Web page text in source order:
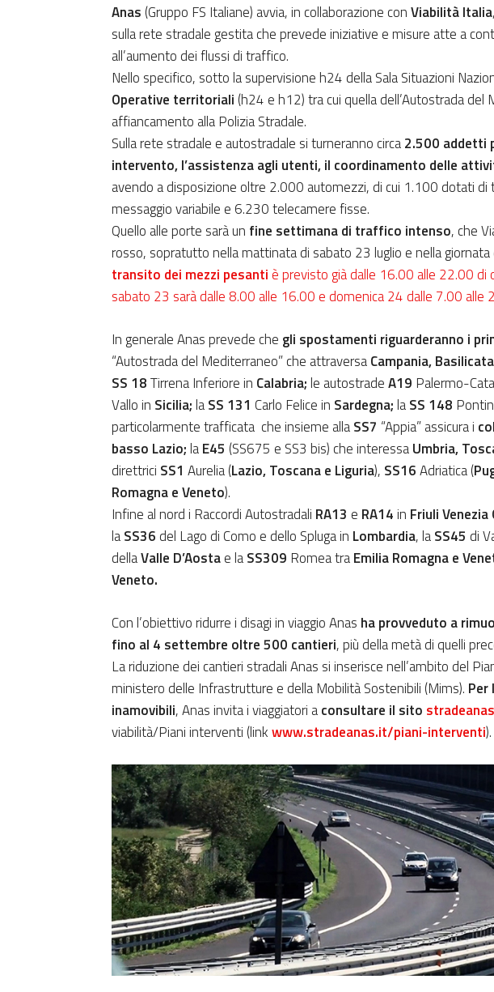
Anas (Gruppo FS Italiane) avvia, in collaborazione conViabilità Italia
sulla rete stradale gestita che prevede iniziative e misure atte a
all’aumento dei flussi di traffico.
Nello specifico, sotto la supervisione h24 della Sala Situazioni
Operative territoriali (h24 e h12) tra cui quella dell’Autostrada del
affiancamento alla Polizia Stradale.
Sulla rete stradale e autostradale si turneranno circa2.500 addetti
intervento, l’assistenza agli utenti, il coordinamento delle
avendo a disposizione oltre 2.000 automezzi, di cui 1.100 dotati
messaggio variabile e 6.230 telecamere fisse.
Quello alle porte sarà un fine settimana di traffico intenso, che
rosso, sopratutto nella mattinata di sabato 23 luglio e nella
transito dei mezzi pesanti è previsto già dalle 16.00 alle 22.00 di
sabato 23 sarà dalle 8.00 alle 16.00 e domenica 24 dalle 7.00 alle
In generale Anas prevede che gli spostamenti riguarderanno i
“Autostrada del Mediterraneo” che attraversaCampania, Basilicata
SS 18Tirrena Inferiore in Calabria;le autostradeA19 Palermo-
Vallo in Sicilia;laSS 131 Carlo Felice in Sardegna;laSS 148
particolarmente trafficata che insieme allaSS7 “Appia” assicura i
basso Lazio;laE45 (SS675 e SS3 bis) che interessaUmbria,
direttrici SS1 Aurelia (Lazio, Toscana e Liguria), SS16Adriatica (
Romagna e Veneto).
Infine al nord i Raccordi Autostradali RA13 e RA14in Friuli Venezia
laSS36 del Lago di Como e dello Spluga in Lombardia, laSS45 di
dellaValle D’Aostae laSS309 Romea traEmilia Romagna e
Veneto.
Con l’obiettivo ridurre i disagi in viaggio Anas ha provveduto a
fino al 4 settembre oltre 500 cantieri, più della metà di quelli
La riduzione dei cantieri stradali Anas si inserisce nell’ambito del
ministero delle Infrastrutture e della Mobilità Sostenibili (Mims). Per
inamovibili, Anas invita i viaggiatori aconsultare il sito
viabilità/Piani interventi (linkwww.stradeanas.it/piani-interventi).